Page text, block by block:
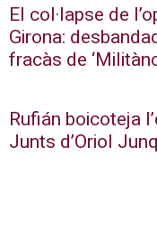
El col·lapse de
Girona:
fracàs de
Rufián boicoteja
Junts d’Oriol